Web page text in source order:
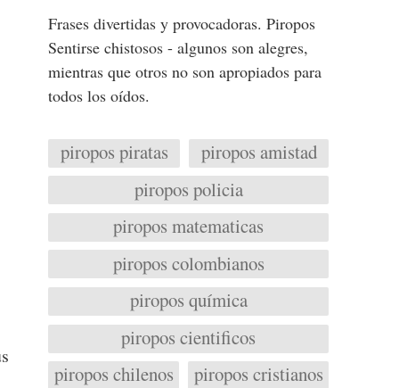
Frases divertidas y provocadoras. Piropos
Sentirse chistosos - algunos son alegres,
mientras que otros no son apropiados para
todos los oídos.
piropos piratas
piropos amistad
piropos policia
piropos matematicas
piropos colombianos
piropos química
piropos cientificos
piropos chilenos
piropos cristianos